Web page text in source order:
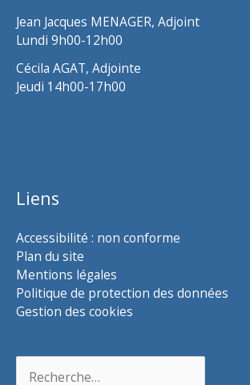
Jean Jacques MENAGER, Adjoint
Lundi 9h00-12h00
Cécila AGAT, Adjointe
Jeudi 14h00-17h00
Liens
Accessibilité : non conforme
Plan du site
Mentions légales
Politique de protection des données
Gestion des cookies